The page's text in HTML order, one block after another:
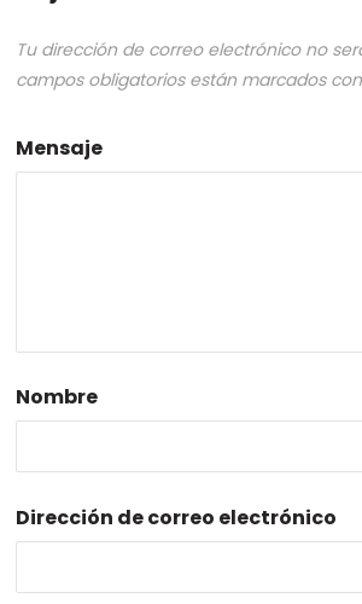
Tu dirección de correo electrónico no
campos obligatorios están marcados con
Mensaje
Nombre
Dirección de correo electrónico